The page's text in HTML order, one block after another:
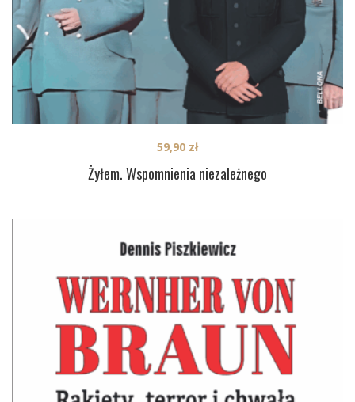
Żyłem. Wspomnienia niezależnego
59,90 zł